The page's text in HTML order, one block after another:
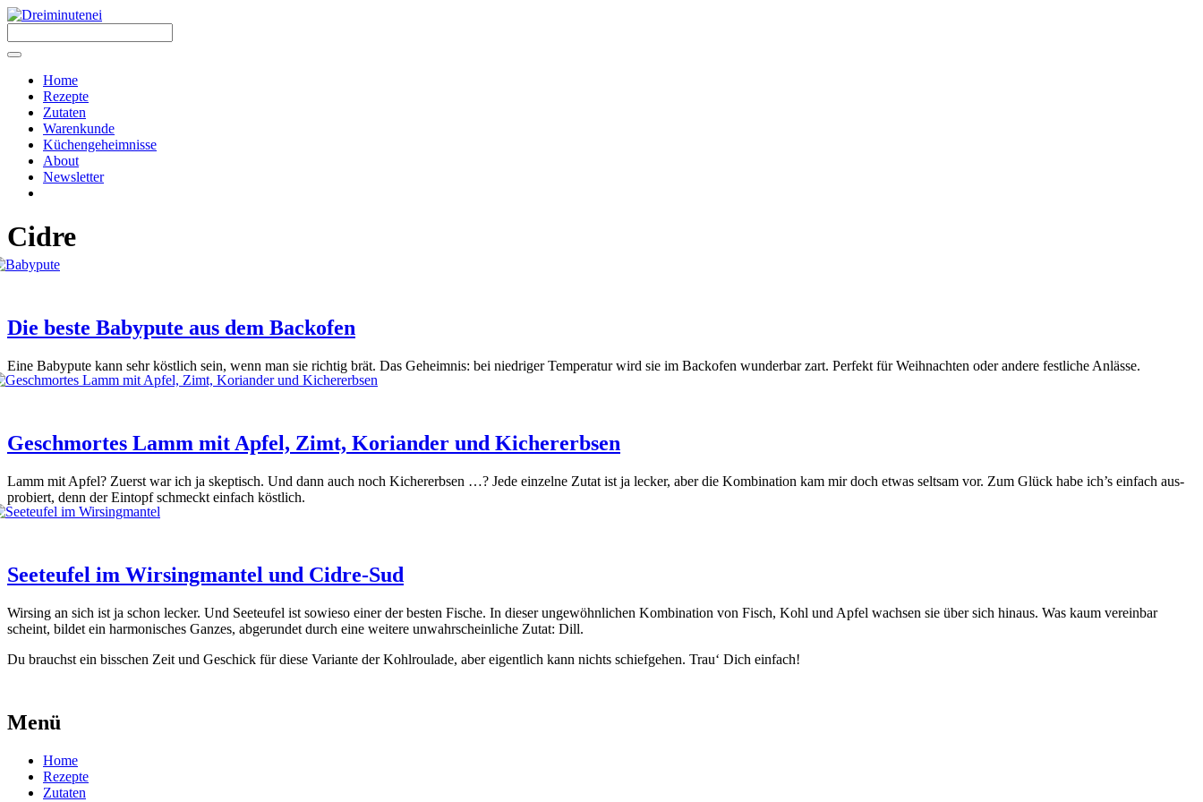
Zum
springen
Menü
Home
Rezepte
Zutaten
Warenkunde
Küchengeheimnisse
About
Newsletter
Cidre
Die beste Babypute aus dem Backofen
Eine Baby­pu­te kann sehr köst­lich sein, wenn man sie rich­tig brät. Das Geheim­nis: bei nied­ri­ger Tem­pe­ra­tur wird sie im Back­ofen wun­der­bar zart. Per­fekt für Weih­nach­ten oder ande­re fest­li­che Anläs­se.
Geschmortes Lamm mit Apfel, Zimt, Koriander und Kichererbsen
Lamm mit Apfel? Zuerst war ich ja skep­tisch. Und dann auch noch Kicher­erb­sen …? Jede ein­zel­ne Zutat ist ja lecker, aber die Kom­bi­na­ti­on kam mir doch etwas selt­sam vor. Zum Glück habe ich’s ein­fach aus­
pro­biert, denn der Ein­topf schmeckt ein­fach köst­lich.
Seeteufel im Wirsingmantel und Cidre-Sud
Wir­sing an sich ist ja schon lecker. Und See­teu­fel ist sowie­so einer der bes­ten Fische. In die­ser unge­wöhn­li­chen Kom­bi­na­ti­on von Fisch, Kohl und Apfel wach­sen sie über sich hin­aus. Was kaum ver­ein­bar
scheint, bil­det ein har­mo­ni­sches Gan­zes, abge­run­det durch eine wei­te­re unwahr­schein­li­che Zutat: Dill.
Du brauchst ein biss­chen Zeit und Geschick für die­se Vari­an­te der Kohl­rou­la­de, aber eigent­lich kann nichts schief­ge­hen. Trau‘ Dich ein­fach!
Menü
Home
Rezepte
Zutaten